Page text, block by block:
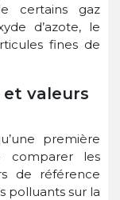
certains gaz
d’azote, le
fines de
valeurs
première
comparer les
de référence
polluants sur la